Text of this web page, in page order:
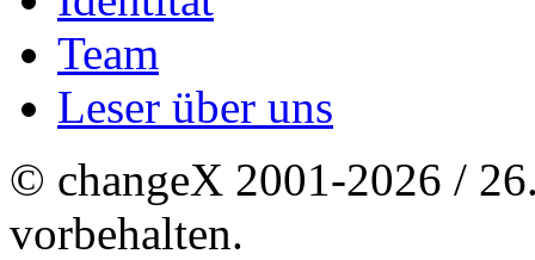
Team
Leser über uns
© changeX 2001-2026 /
vorbehalten.